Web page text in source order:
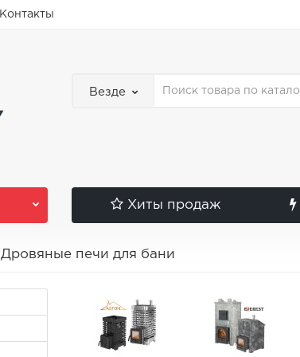
Контакты
Везде
Хиты продаж
Дровяные печи для бани